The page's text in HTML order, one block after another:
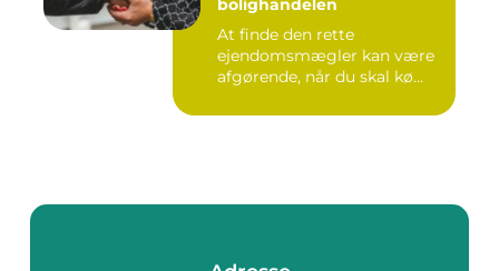
bolighandelen
At finde den rette
ejendomsmægler kan være
afgørende, når du skal kø...